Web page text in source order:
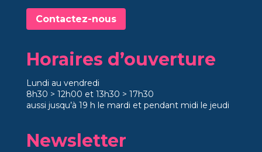
Contactez-nous
Horaires d’ouverture
Lundi au vendredi
8h30 > 12h00 et 13h30 > 17h30
aussi jusqu’à 19 h le mardi et pendant midi le jeudi
Newsletter